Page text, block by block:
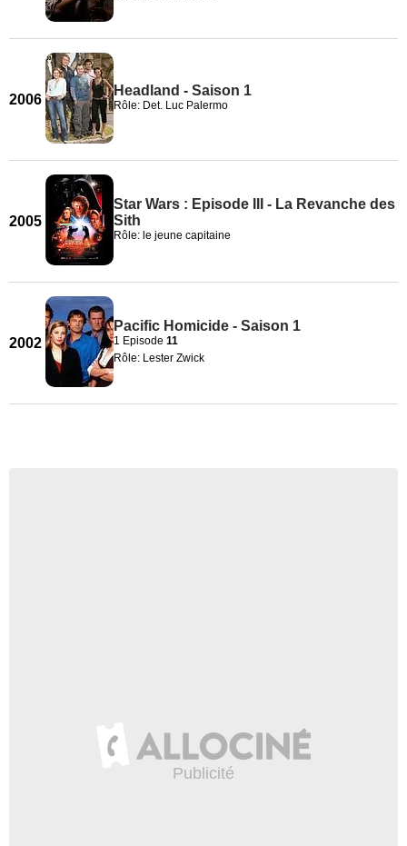
2006
Headland - Saison 1
Rôle: Det. Luc Palermo
2005
Star Wars : Episode III - La Revanche des
Sith
Rôle: le jeune capitaine
2002
Pacific Homicide - Saison 1
1 Episode 11
Rôle: Lester Zwick